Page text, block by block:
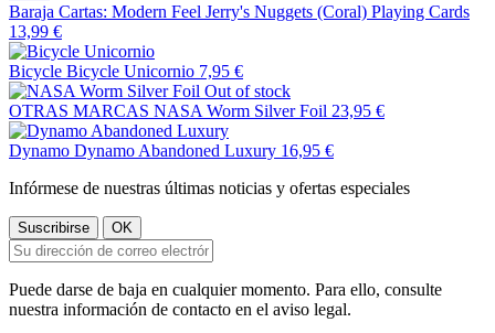
Baraja Cartas: Modern Feel Jerry's Nuggets (Coral) Playing Cards
13,99 €
Bicycle Bicycle Unicornio 7,95 €
Out of stock
OTRAS MARCAS NASA Worm Silver Foil 23,95 €
Dynamo Dynamo Abandoned Luxury 16,95 €
Infórmese de nuestras últimas noticias y ofertas especiales
Puede darse de baja en cualquier momento. Para ello, consulte
nuestra información de contacto en el aviso legal.